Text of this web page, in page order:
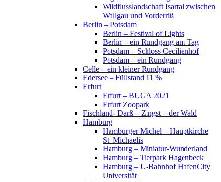
Wildflusslandschaft Isartal zwischen
Wallgau und Vorderriß
Berlin – Potsdam
Berlin – Festival of Lights
Berlin – ein Rundgang am Tag
Potsdam – Schloss Cecilienhof
Potsdam – ein Rundgang
Celle – ein kleiner Rundgang
Edersee – Füllstand 11 %
Erfurt
Erfurt – BUGA 2021
Erfurt Zoopark
Fischland- Darß – Zingst – der Wald
Hamburg
Hamburger Michel – Hauptkirche
St. Michaelis
Hamburg – Miniatur-Wunderland
Hamburg – Tierpark Hagenbeck
Hamburg – U-Bahnhof HafenCity
Universität